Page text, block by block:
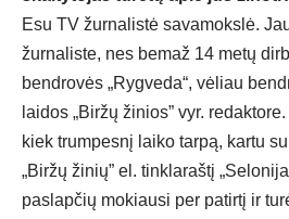
Esu TV žurnalistė savamokslė.
žurnaliste, nes bemaž 14 metų
bendrovės „Rygveda“, vėliau
laidos „Biržų žinios” vyr.
kiek trumpesnį laiko tarpą, kartu
„Biržų žinių” el. tinklaraštį
paslapčių mokiausi per patirtį ir